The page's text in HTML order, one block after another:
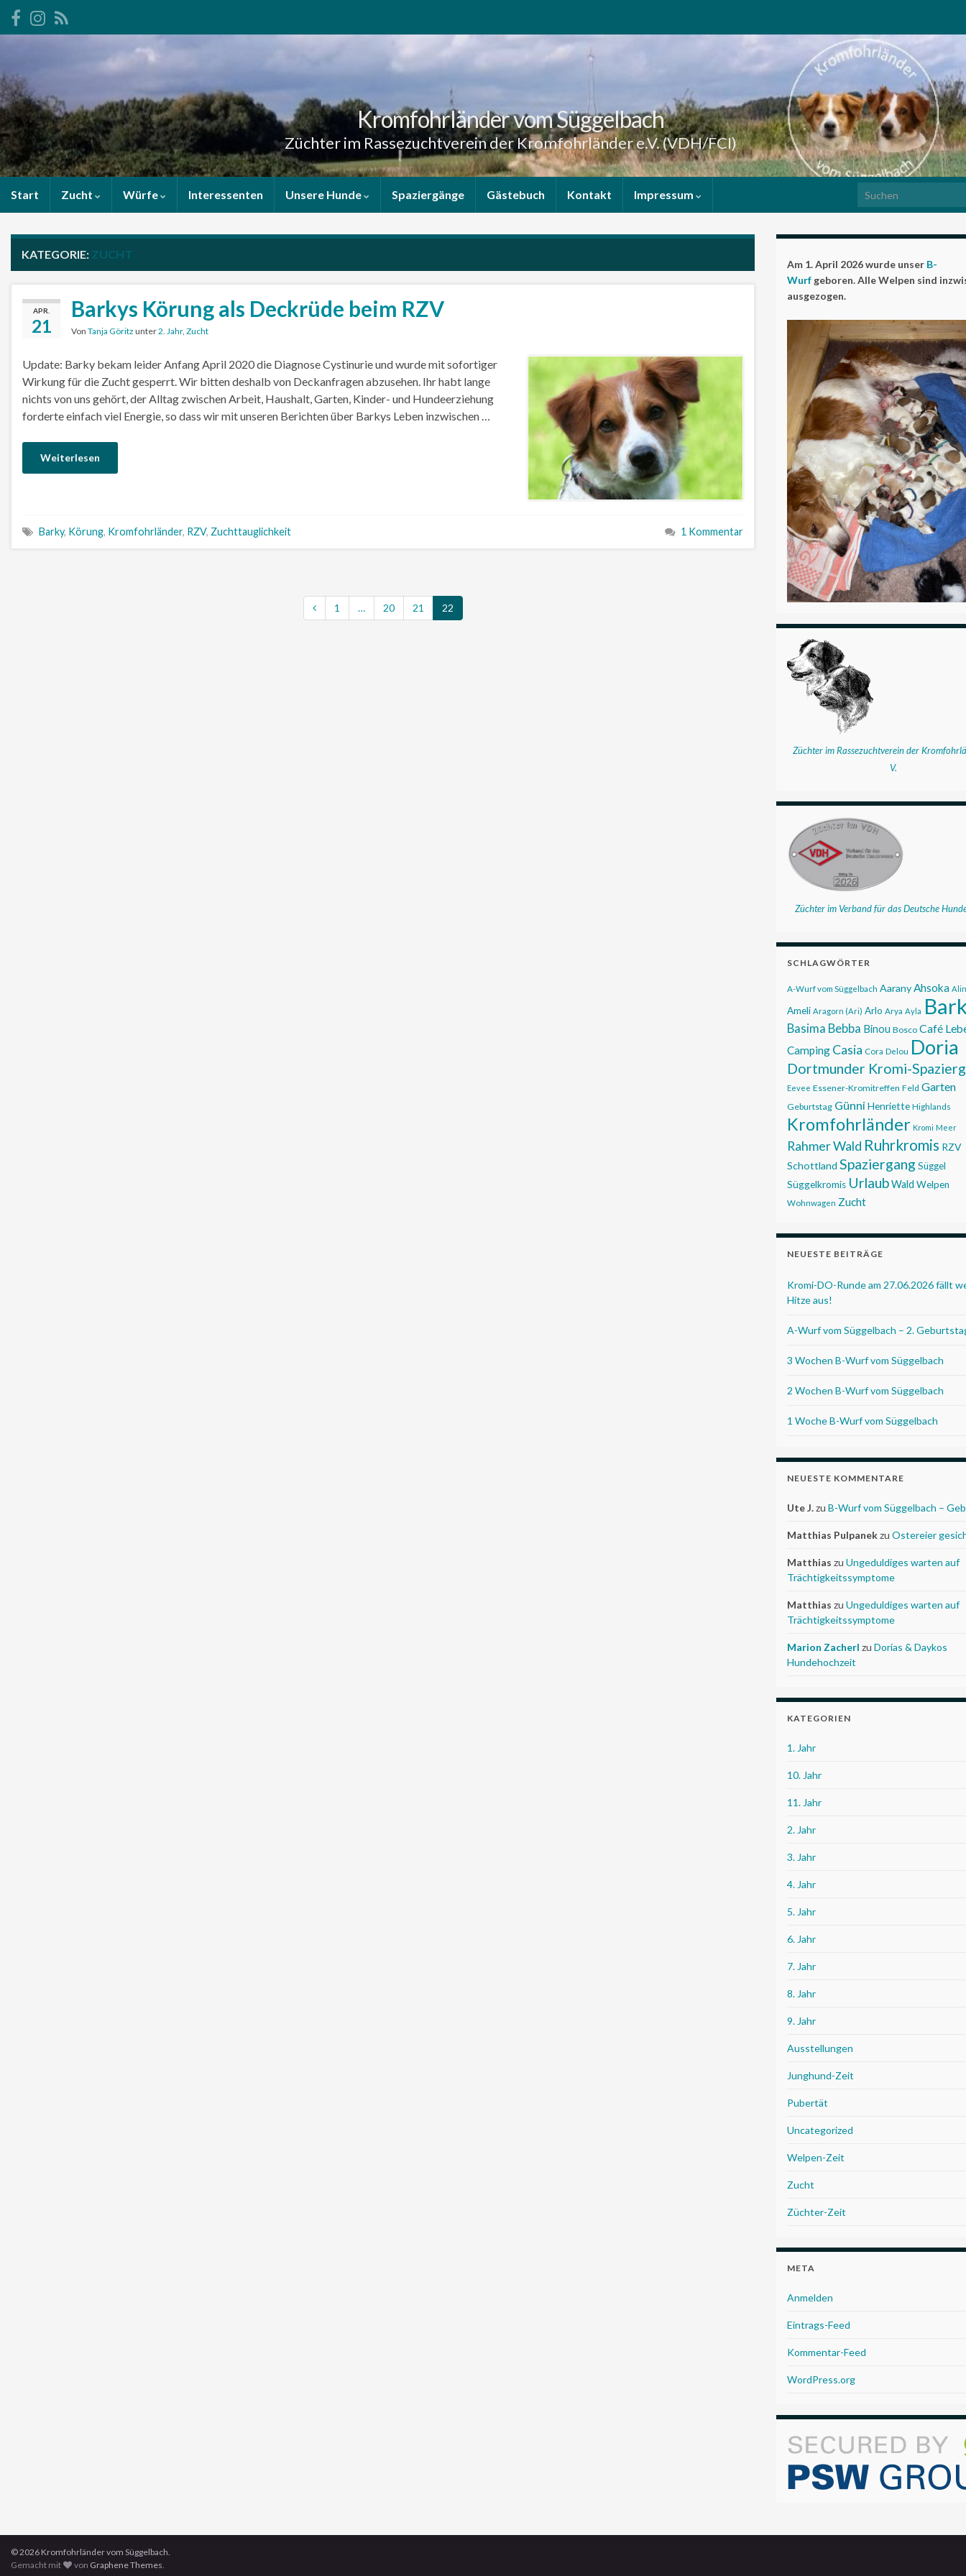
Kromfohrländer vom Süggelbach
Züchter im Rassezuchtverein der Kromfohrländer e.V. (VDH/FCI)
Start Zucht Würfe Interessenten Unsere Hunde Spaziergänge Gästebuch Kontakt Impressum Search for:
KATEGORIE: ZUCHT
APR.
21
Barkys Körung als Deckrüde beim RZV
Von Tanja Göritz unter2. Jahr, Zucht
Update: Barky bekam leider Anfang April 2020 die Diagnose Cystinurie und wurde mit sofortiger
Wirkung für die Zucht gesperrt. Wir bitten deshalb von Deckanfragen abzusehen. Ihr habt lange
nichts von uns gehört, der Alltag zwischen Arbeit, Haushalt, Garten, Kinder- und Hundeerziehung
forderte einfach viel Energie, so dass wir mit unseren Berichten über Barkys Leben inzwischen …
Weiterlesen
Barky, Körung, Kromfohrländer, RZV, Zuchttauglichkeit 1 Kommentar
1 … 20 21 22
Am 1. April 2026 wurde unser B-
Wurf geboren. Alle Welpen sind
ausgezogen.
Züchter im Rassezuchtverein der
V.
Züchter im Verband für das Deutsche
SCHLAGWÖRTER
A-Wurf vom Süggelbach Aarany Ahsoka
Ameli Aragorn (Ari) Arlo Arya Ayla
Basima Bebba Binou Bosco Café
Camping Casia Cora Delou Doria
Dortmunder Kromi-
Eevee Essener-Kromitreffen Feld Garten
Geburtstag Günni Henriette Highlands
Kromfohrländer Kromi Meer
Rahmer Wald Ruhrkromis RZV
Schottland Spaziergang Süggel
Süggelkromis UrlaubWald Welpen
Wohnwagen Zucht
NEUESTE BEITRÄGE
Kromi-DO-Runde am 27.06.2026 fällt
Hitze aus!
A-Wurf vom Süggelbach – 2.
3 Wochen B-Wurf vom Süggelbach
2 Wochen B-Wurf vom Süggelbach
1 Woche B-Wurf vom Süggelbach
NEUESTE KOMMENTARE
Ute J.zu B-Wurf vom Süggelbach –
Matthias Pulpanekzu Ostereier
Matthias zu Ungeduldiges warten auf
Trächtigkeitssymptome
Matthias zu Ungeduldiges warten auf
Trächtigkeitssymptome
Marion Zacherl zu Dorias & Daykos
Hundehochzeit
KATEGORIEN
1. Jahr
10. Jahr
11. Jahr
2. Jahr
3. Jahr
4. Jahr
5. Jahr
6. Jahr
7. Jahr
8. Jahr
9. Jahr
Ausstellungen
Junghund-Zeit
Pubertät
Uncategorized
Welpen-Zeit
Zucht
Züchter-Zeit
META
Anmelden
Eintrags-Feed
Kommentar-Feed
WordPress.org
© 2026 Kromfohrländer vom Süggelbach.
Gemacht mit
von Graphene Themes